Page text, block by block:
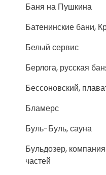
Баня на Пушкина
Батенинские бани,
Белый сервис
Берлога, русская
Бессоновский,
Бламерс
Буль-Буль, сауна
Бульдозер,
частей